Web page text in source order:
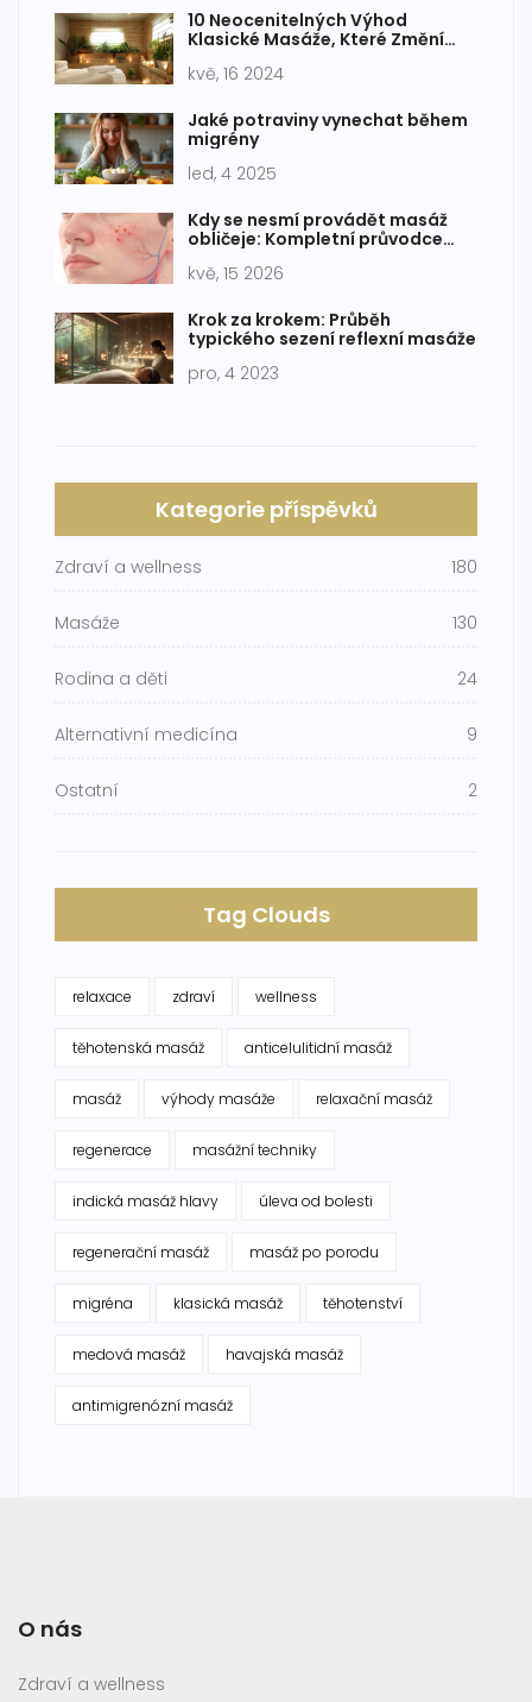
10 Neocenitelných Výhod
Klasické Masáže, Které Změní
kvě, 16 2024
Jaké potraviny vynechat během
migrény
led, 4 2025
Kdy se nesmí provádět masáž
obličeje: Kompletní průvodce
kvě, 15 2026
Krok za krokem: Průběh
typického sezení reflexní masáže
pro, 4 2023
Kategorie příspěvků
Zdraví a wellness 180
Masáže 130
Rodina a děti 24
Alternativní medicína 9
Ostatní 2
Tag Clouds
relaxace zdraví wellness
těhotenská masáž anticelulitidní masáž
masáž výhody masáže relaxační masáž
regenerace masážní techniky
indická masáž hlavy úleva od bolesti
regenerační masáž masáž po porodu
migréna klasická masáž těhotenství
medová masáž havajská masáž
antimigrenózní masáž
O nás
Zdraví a wellness